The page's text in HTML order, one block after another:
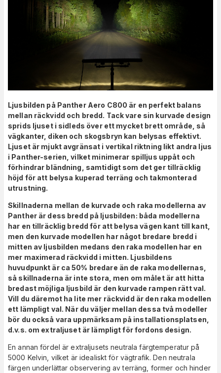
Ljusbilden på Panther Aero C800 är en perfekt balans
mellan räckvidd och bredd. Tack vare sin kurvade design
sprids ljuset i sidleds över ett mycket brett område, så
vägkanter, diken och skogsbryn kan belysas effektivt.
Ljuset är mjukt avgränsat i vertikal riktning likt andra ljus
i Panther-serien, vilket minimerar spilljus uppåt och
förhindrar bländning, samtidigt som det ger tillräcklig
höjd för att belysa kuperad terräng och takmonterad
utrustning.
Skillnaderna mellan de kurvade och raka modellerna av
Panther är dess bredd på ljusbilden: båda modellerna
har en tillräcklig bredd för att belysa vägen kant till kant,
men den kurvade modellen har något bredare bredd i
mitten av ljusbilden medans den raka modellen har en
mer maximerad räckvidd i mitten. Ljusbildens
huvudpunkt är ca 50% bredare än de raka modellernas,
så skillnaderna är inte stora, men om målet är att hitta
bredast möjliga ljusbild är den kurvade rampen rätt val.
Vill du däremot ha lite mer räckvidd är den raka modellen
ett lämpligt val. När du väljer mellan dessa två modeller
bör du också vara uppmärksam på installationsplatsen,
d.v.s. om extraljuset är lämpligt för fordons design.
En annan fördel är extraljusets neutrala färgtemperatur på
5000 Kelvin, vilket är idealiskt för vägtrafik. Den neutrala
färgen underlättar observering av terräng, former och hinder